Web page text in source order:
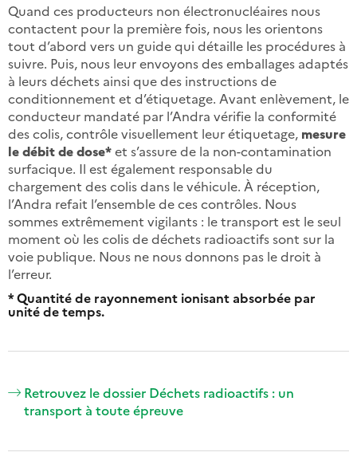
Quand ces producteurs non électronucléaires nous
contactent pour la première fois, nous les orientons
tout d’abord vers un guide qui détaille les procédures à
suivre. Puis, nous leur envoyons des emballages adaptés
à leurs déchets ainsi que des instructions de
conditionnement et d’étiquetage. Avant enlèvement, le
conducteur mandaté par l’Andra vérifie la conformité
des colis, contrôle visuellement leur étiquetage, mesure
le débit de dose*et s’assure de la non-contamination
surfacique. Il est également responsable du
chargement des colis dans le véhicule. À réception,
l’Andra refait l’ensemble de ces contrôles. Nous
sommes extrêmement vigilants : le transport est le seul
moment où les colis de déchets radioactifs sont sur la
voie publique. Nous ne nous donnons pas le droit à
l’erreur.
* Quantité de rayonnement ionisant absorbée par
unité de temps.
Retrouvez le dossier Déchets radioactifs : un
transport à toute épreuve